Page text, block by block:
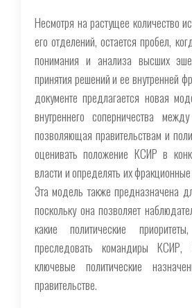
Несмотря на растущее количество
его отделений, остается пробел,
понимания и анализа высших
принятия решений и ее внутренней
документе предлагается новая
внутреннего соперничества
позволяющая правительствам и
оценивать положение КСИР в
власти и определять их
Эта модель также предназначена
поскольку она позволяет
какие политические
преследовать командиры КСИР,
ключевые политические
правительстве.